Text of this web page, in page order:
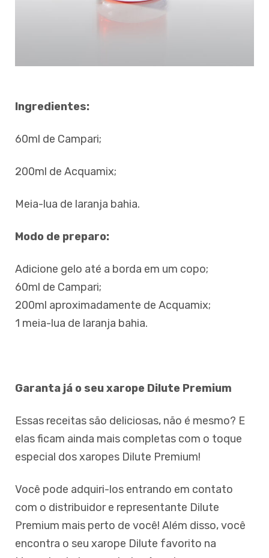
Ingredientes:
60ml de Campari;
200ml de Acquamix;
Meia-lua de laranja bahia.
Modo de preparo:
Adicione gelo até a borda em um copo;
60ml de Campari;
200ml aproximadamente de Acquamix;
1 meia-lua de laranja bahia.
Garanta já o seu xarope Dilute Premium
Essas receitas são deliciosas, não é mesmo? E
elas ficam ainda mais completas com o toque
especial dos xaropes Dilute Premium!
Você pode adquiri-los entrando em contato
com o distribuidor e representante Dilute
Premium mais perto de você! Além disso, você
encontra o seu xarope Dilute favorito na